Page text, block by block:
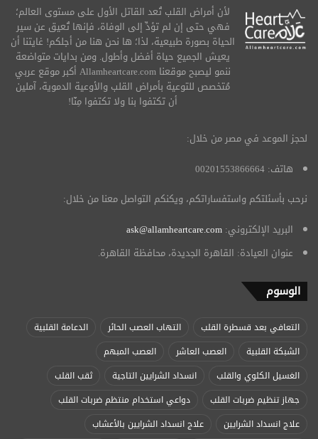
لأن أمراض القلب تُعد القاتل الأول على مستوى العالم؛
فهي حتى إن لم تؤدِّ إلى الوفاة، فإنها تُعيق عن سير
الحياة بصورة طبيعية، لذا؛ ها نحن هنا من أجلكم! غايتنا أن
يعيش الجميع حياة أفضل وأطول. ومن بدايات متواضعة
ننمو ليصبح موقعنا Allamheartcare.com أكبر موقع عربي
مُتخصص للتوعية بأمراض القلب والأوعية الدموية، آملين
أن تكتفوا بنا ولا تكتفوا مِنّا!
لحجز الموعد في مصر من خلال:
هاتف: 00201553866664
نرحب بأسئلتكم واستفساراتكم، ويكنكم التواصل معنا من خلال:
البريد الإلكتروني: ask@allamheartcare.com
عنوان العيادة: القاهرة الجديدة، محافظة القاهرة.
الوسوم
التعافي بعد قسطرة القلب التهاب العصب الحائر
الدعامة القلبية
الشبكة القلبية
العصب العاشر
العصب المبهم
الغسيل الكلوي والقلب
انسداد الشرايين التاجية
ثقب القلب
جهاز تنظيم ضربات القلب
دواعي استخدام منتظم ضربات القلب
علاج انسداد الشرايين
علاج انسداد الشرايين بالأعشاب